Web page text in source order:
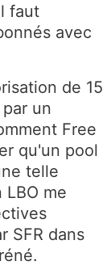
faut
avec
de 15
un
Free
qu'un pool
telle
me
SFR dans